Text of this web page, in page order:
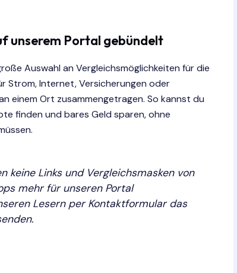
unserem Portal gebündelt
Auswahl an Vergleichsmöglichkeiten für die
Strom, Internet, Versicherungen oder
einem Ort zusammengetragen. So kannst du
finden und bares Geld sparen, ohne
keine Links und Vergleichsmasken von
mehr für unseren Portal
Lesern per Kontaktformular das